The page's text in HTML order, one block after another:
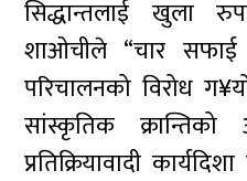
सिद्धान्तलाई खुला
शाओचीले “चार
परिचालनको विरोध
सांस्कृतिक
प्रतिक्रियावादी